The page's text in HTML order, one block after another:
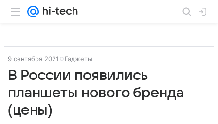
9 сентября 2021 Гаджеты
В России появились
планшеты нового бренда
(цены)